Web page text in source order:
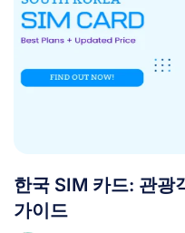
한국 SIM 카드: 관광
가이드